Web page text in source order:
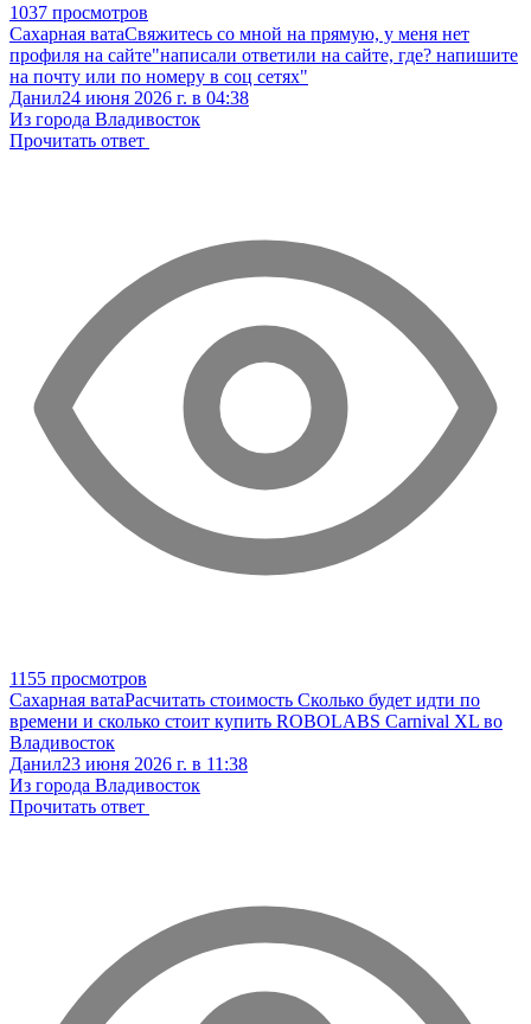
1037 просмотров
Сахарная ватаСвяжитесь со мной на прямую, у меня нет
профиля на сайте"написали ответили на сайте, где? напишите
на почту или по номеру в соц сетях"
Данил24 июня 2026 г. в 04:38
Из города Владивосток
Прочитать ответ
1155 просмотров
Сахарная ватаРасчитать стоимость Сколько будет идти по
времени и сколько стоит купить ROBOLABS Carnival XL во
Владивосток
Данил23 июня 2026 г. в 11:38
Из города Владивосток
Прочитать ответ